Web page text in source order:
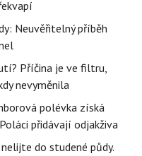
Neuvěřitelný příběh
Příčina je ve filtru,
nevyměnila
polévka získá
přidávají odjakživa
do studené půdy.